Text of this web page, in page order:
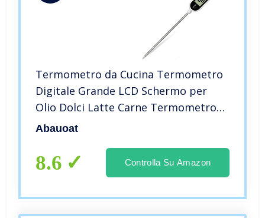
Termometro da Cucina Termometro
Digitale Grande LCD Schermo per
Olio Dolci Latte Carne Termometro
Barbecue Alimentare Elettrico
Abauoat
8.6 Controlla Su Amazon